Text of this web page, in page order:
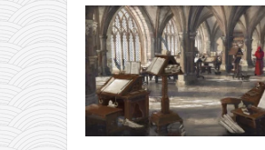
мој хаику
моменти и места
бонус садржај
светлопис
законоправило